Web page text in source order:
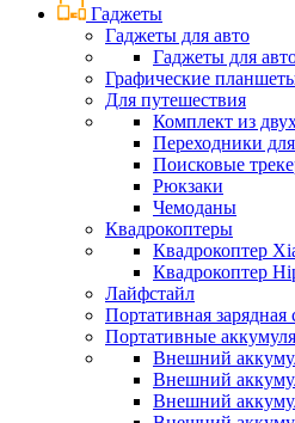
Гаджеты
Гаджеты для авто
Гаджеты для
Графические
Для путешествия
Комплект из
Переходники
Поисковые
Рюкзаки
Чемоданы
Квадрокоптеры
Квадрокоптер
Квадрокоптер
Лайфстайл
Портативная зарядная
Портативные
Внешний
Внешний
Внешний